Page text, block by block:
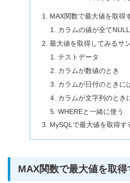
MAX関数で最大値を取得
カラムの値が全て
最大値を取得してみるサ
テストデータ
カラムが数値のとき
カラムが日付のときに
カラムが文字列のとき
WHEREと一緒に使う
MySQLで最大値を取得す
MAX関数で最大値を取得